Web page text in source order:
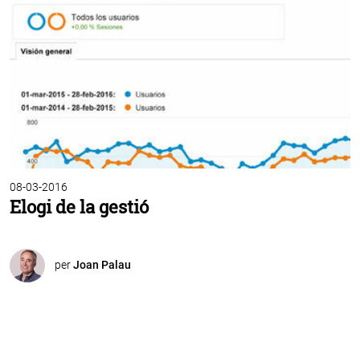
08-03-2016
Elogi de la gestió
perJoan Palau